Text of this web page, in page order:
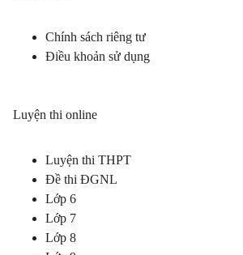
Chính sách riêng tư
Điều khoản sử dụng
Luyện thi online
Luyện thi THPT
Đề thi ĐGNL
Lớp 6
Lớp 7
Lớp 8